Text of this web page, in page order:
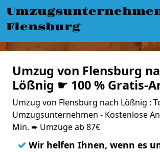
Flensburg
Umzug von Flensburg
Lößnig ☛ 100 % Gratis-
Umzug von Flensburg nach Lößnig :
Umzugsunternehmen - Kostenlose
Min. ➨ Umzüge ab 87€
✓ Wir helfen Ihnen, wenn es